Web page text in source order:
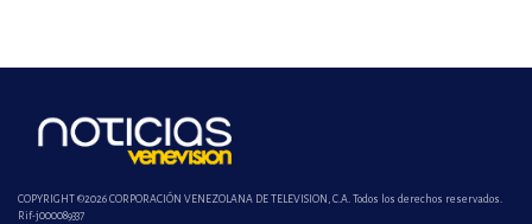
COPYRIGHT ©2026 CORPORACIÓN VENEZOLANA DE TELEVISION, C.A. Todos los derechos reservados.
Rif-j000089337